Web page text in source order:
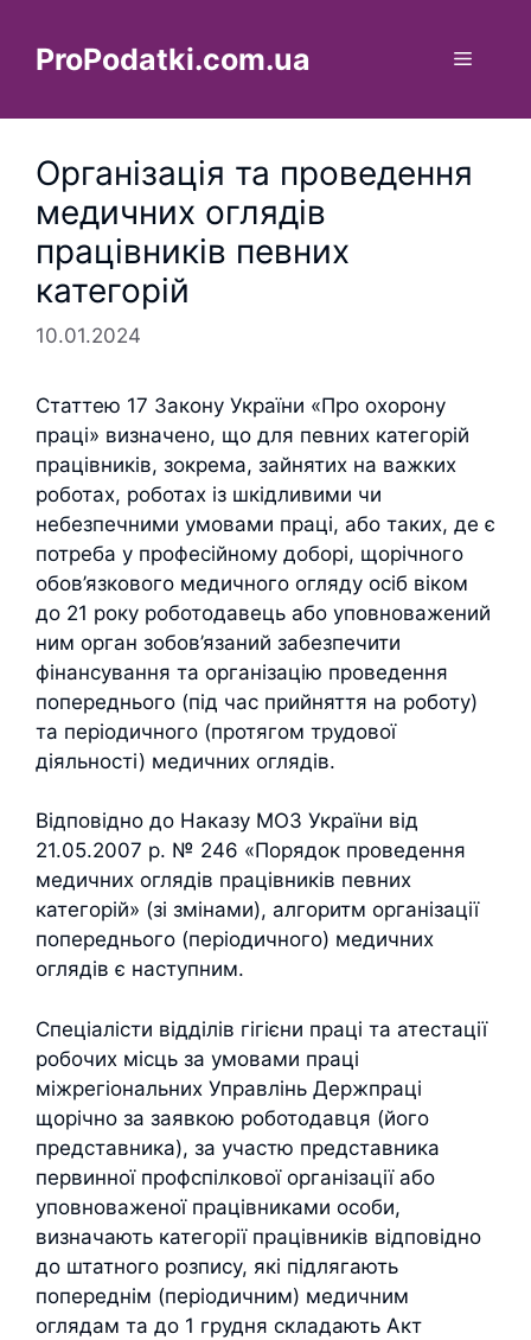
вмістуProPodatki.com.ua Меню
Організація та проведення
медичних оглядів
працівників певних
категорій
10.01.2024
Статтею 17 Закону України «Про охорону
праці» визначено, що для певних категорій
працівників, зокрема, зайнятих на важких
роботах, роботах із шкідливими чи
небезпечними умовами праці, або таких, де є
потреба у професійному доборі, щорічного
обов’язкового медичного огляду осіб віком
до 21 року роботодавець або уповноважений
ним орган зобов’язаний забезпечити
фінансування та організацію проведення
попереднього (під час прийняття на роботу)
та періодичного (протягом трудової
діяльності) медичних оглядів.
Відповідно до Наказу МОЗ України від
21.05.2007 р. № 246 «Порядок проведення
медичних оглядів працівників певних
категорій» (зі змінами), алгоритм організації
попереднього (періодичного) медичних
оглядів є наступним.
Спеціалісти відділів гігієни праці та атестації
робочих місць за умовами праці
міжрегіональних Управлінь Держпраці
щорічно за заявкою роботодавця (його
представника), за участю представника
первинної профспілкової організації або
уповноваженої працівниками особи,
визначають категорії працівників відповідно
до штатного розпису, які підлягають
попереднім (періодичним) медичним
оглядам та до 1 грудня складають Акт